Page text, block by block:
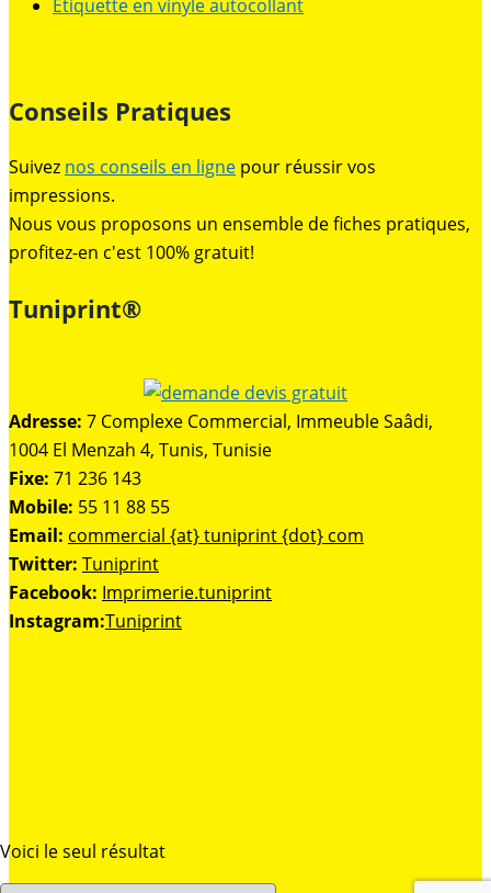
Voici le seul résultat
Étiquette en vinyle autocollant
Conseils Pratiques
Suivez nos conseils en ligne pour réussir vos
impressions.
Nous vous proposons un ensemble de fiches pratiques,
profitez-en c'est 100% gratuit!
Tuniprint®
Adresse: 7 Complexe Commercial, Immeuble Saâdi,
1004 El Menzah 4, Tunis, Tunisie
Fixe: 71 236 143
Mobile: 55 11 88 55
Email: commercial {at} tuniprint {dot} com
Twitter: Tuniprint
Facebook: Imprimerie.tuniprint
Instagram:Tuniprint